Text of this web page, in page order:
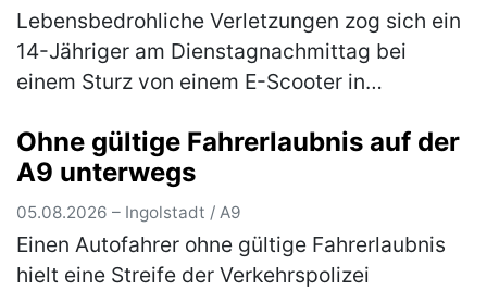
Lebensbedrohliche Verletzungen zog sich ein
14-Jähriger am Dienstagnachmittag bei
einem Sturz von einem E-Scooter in
wohnhafte Jugendliche war, gegen 16.00 …
(mehr)
Ohne gültige Fahrerlaubnis auf der
A9 unterwegs
05.08.2026 – Ingolstadt / A9
Einen Autofahrer ohne gültige Fahrerlaubnis
hielt eine Streife der Verkehrspolizei